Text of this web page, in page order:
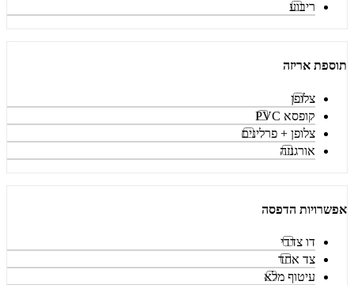
ריבוע
תוספת אריזה
צלופן
קופסא PVC
צלופן + פרלינים
אורגנזה
אפשרויות הדפסה
דו צדדי
צד אחד
עיטוף מלא